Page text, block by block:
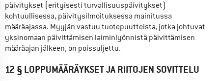
päivitykset (erityisesti turvallisuuspäivitykset)
kohtuullisessa, päivitysilmoituksessa mainitussa
määräajassa. Myyjän vastuu tuotepuutteista, jotka johtuvat
yksinomaan päivittämisen laiminlyönnistä päivittämisen
määräajan jälkeen, on poissuljettu.
12 § LOPPUMÄÄRÄYKSET JA RIITOJEN SOVITTELU